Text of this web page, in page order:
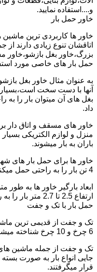
و....استفاده نمایید.
خاور حمل بار
خاور ها کاربردی ترین ماشین
اتاقشان تنوع زیادی دارند از
بزرگ،خاور بغل بازشو،خاور
حمل بار های خاصی مورد
به عنوان مثال خاور بغل
آنها با دست سخت
بغل های آن میتوان بار را به
داد.
خاور های مسقف و اتاق دار
منزل و لوازم الکتریکی
باران به بار میشوند.
خاور ها برای حمل بار های
4 تن بار را به راحتی حمل میکنند.
ارتفاع 2.5 تا 2.7 متر بار را به راحتی میتوان روی آنها قرار داد.
حمل بار با تک و جفت
تک و جفت از قدیمی ترین
6 چرخ و 10 چرخ شناخته میشوند.
تک و جفت از جمله ماشین
جایی انواع بار به صورت
قرار میگرفتند.